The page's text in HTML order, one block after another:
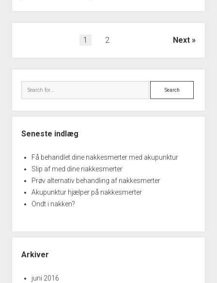
en
folkelidelse.
1 2 Next
Search
Seneste indlæg
Få behandlet dine nakkesmerter med akupunktur
Slip af med dine nakkesmerter
Prøv alternativ behandling af nakkesmerter
Akupunktur hjælper på nakkesmerter
Ondt i nakken?
Arkiver
juni 2016